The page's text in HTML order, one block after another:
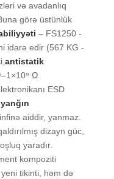
və avadanlıq
görə üstünlük
– FS1250 -
idarə edir (567 KG -
antistatik
Ω
ESD
yanğın
aiddir, yanmaz.
dizayn güc,
yaradır.
kompoziti
tikinti, həm də